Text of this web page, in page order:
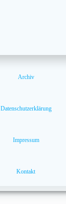
Archiv
Datenschutzerklärung
Impressum
Kontakt